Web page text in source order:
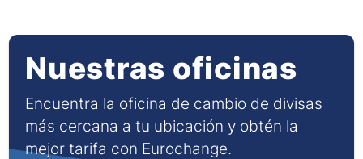
Nuestras oficinas
Encuentra la oficina de cambio de divisas
más cercana a tu ubicación y obtén la
mejor tarifa con Eurochange.